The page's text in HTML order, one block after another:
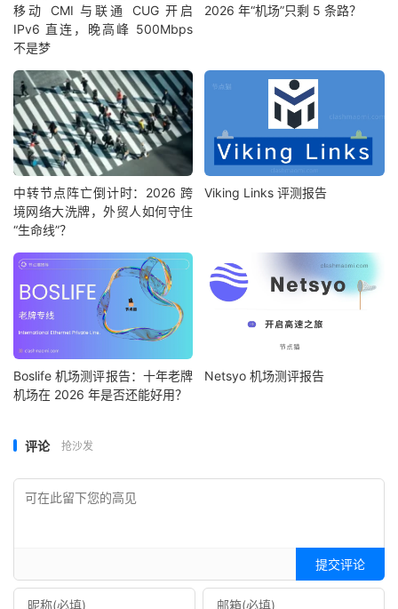
移动 CMI 与联通 CUG 开启
IPv6 直连，晚高峰 500Mbps
不是梦
2026 年“机场”只剩 5 条路？
中转节点阵亡倒计时：2026 跨
境网络大洗牌，外贸人如何守住
“生命线”？
Viking Links 评测报告
Boslife 机场测评报告：十年老牌
机场在 2026 年是否还能好用？
Netsyo 机场测评报告
评论 抢沙发
提交评论